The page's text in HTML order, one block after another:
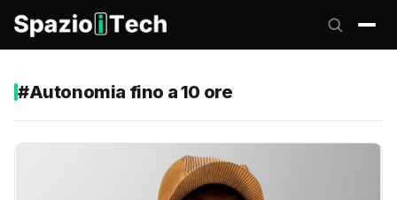
#Autonomia fino a 10 ore